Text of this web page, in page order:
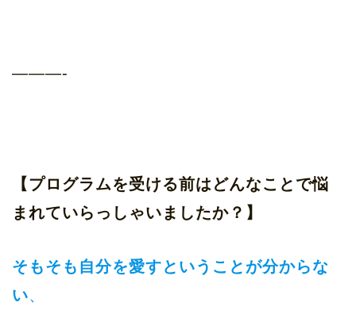
———-
【プログラムを受ける前はどんなことで悩
まれていらっしゃいましたか？】
そもそも自分を愛すということが分からな
い、